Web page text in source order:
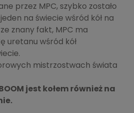
przez MPC, szybko zostało
na świecie wśród kół na
znany fakt, MPC ma
uretanu wśród kół
mistrzostwach świata
jest kołem również na